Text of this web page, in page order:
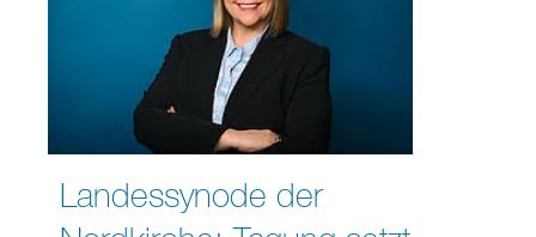
Landessynode der